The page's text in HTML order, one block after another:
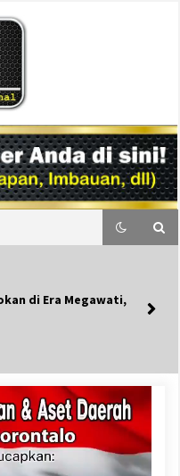
di Era Megawati,